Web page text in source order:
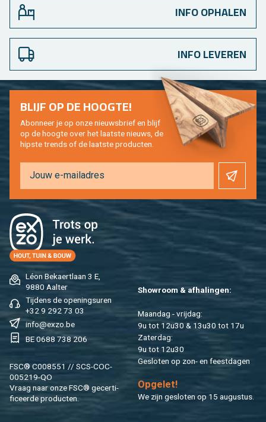
INFO OPHALEN
INFO LEVEREN
Léon Be­kaert­laan 3 E,
9880 Aal­ter
Tij­dens de ope­nings­uren
+32 9 292 73 03
info@​exzo.​be
BE 0688 738 206
FSC® C008551 // SCS-COC-
005219-QO
Vraag naar onze FSC® ge­cer­ti­
fi­ceer­de pro­duc­ten.
Show­room & af­ha­lin­gen:
Maan­dag - vrij­dag:
9u tot 12u30 & 13u30 tot 17u
Za­ter­dag:
9u tot 12u30
Ge­slo­ten op zon- en feest­da­gen
Op­ge­let!
We zijn ge­slo­ten op 15 au­gus­tus.
BLIJF OP DE HOOG­TE!
Abon­neer je op onze nieuws­brief en blijf
op de hoog­te over het laat­ste nieuws, de
hip­s­te trends of de laat­ste pro­duc­ten.